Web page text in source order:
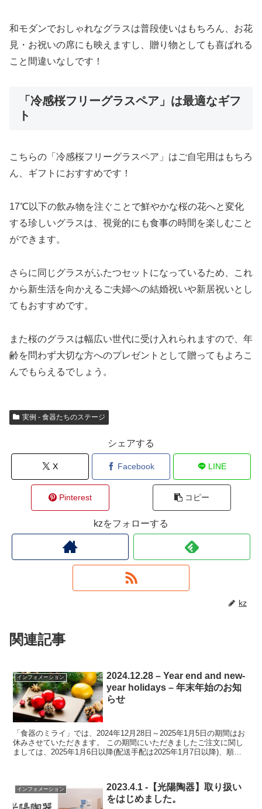
和モダンでおしゃれなグラスは普段使いはもちろん、お花
見・お祝いの席にも映えますし、贈り物としても喜ばれる
こと間違いなしです！
「冷感桜フリーグラスペア」は最適なギフ
ト
こちらの「冷感桜フリーグラスペア」はご自宅用はもちろ
ん、ギフトにおすすめです！
17℃以下の飲み物を注ぐことで鮮やかな桜の花へと変化
する珍しいグラスは、視覚的にも食事の時間を楽しむこと
ができます。
さらに同じグラスがふたつセットになっているため、これ
から新生活を向かえるご夫婦への結婚祝いや新居祝いとし
てもおすすめです。
また桜のグラスは幅広い世代に受け入れられますので、年
齢を問わず大切な方へのプレゼントとして贈ってもよろこ
んでもらえるでしょう。
実例 - 食器たちのステージ
シェアする
X Facebook LINE
Pinterest コピー
kzをフォローする
kz
関連記事
インフォメーション
2024.12.28 – Year end and new-
year holidays – 年末年始のお知
らせ
「食器のミライ」では、2024年12月28日～2025年1月5日の期間はお
休みさせていただきます。 この期間にいただきましたご注文に関し
ましては、2025年1月6日以降(配送手配は2025年1月7日以降)、順次
インフォメーション
2023.4.1 -【光陽陶器】取り扱い
をはじめました。